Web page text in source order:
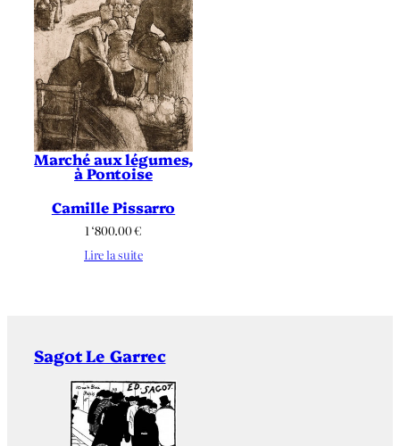
Marché aux légumes,
à Pontoise
Camille Pissarro
1 ‘800.00€
Lire la suite
Sagot Le Garrec